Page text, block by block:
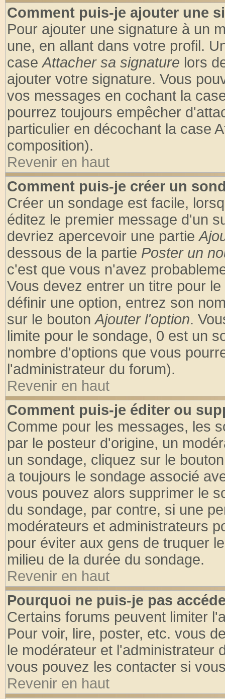
Comment puis-je ajouter une
Pour ajouter une signature à un
une, en allant dans votre profil.
caseAttacher sa signature lors
ajouter votre signature. Vous
vos messages en cochant la
pourrez toujours empêcher
particulier en décochant la case
composition).
Revenir en haut
Comment puis-je créer un
Créer un sondage est facile,
éditez le premier message d'un
devriez apercevoir une partie
dessous de la partie Poster un
c'est que vous n'avez
Vous devez entrer un titre pour
définir une option, entrez son
sur le boutonAjouter l'option.
limite pour le sondage, 0 est un
nombre d'options que vous
l'administrateur du forum).
Revenir en haut
Comment puis-je éditer ou
Comme pour les messages, les
par le posteur d'origine, un
un sondage, cliquez sur le
a toujours le sondage associé
vous pouvez alors supprimer le
du sondage, par contre, si une
modérateurs et administrateurs
pour éviter aux gens de truquer
milieu de la durée du sondage.
Revenir en haut
Pourquoi ne puis-je pas
Certains forums peuvent limiter
Pour voir, lire, poster, etc. vous
le modérateur et l'administrateur
vous pouvez les contacter si
Revenir en haut